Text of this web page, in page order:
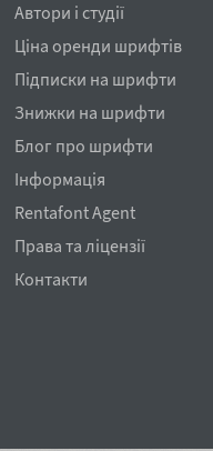
Автори і студії
Ціна оренди шрифтів
Підписки на шрифти
Знижки на шрифти
Блог про шрифти
Інформація
Rentafont Agent
Права та ліцензії
Контакти